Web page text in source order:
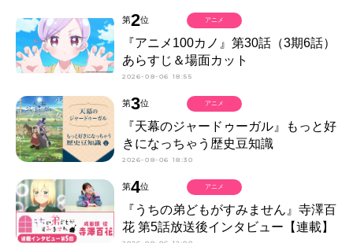
第2位
『アニメ100カノ』第30話（3期6話）
あらすじ＆場面カット
2026-08-06 18:55
アニメ
第3位
『天幕のジャードゥーガル』もっと好
きになっちゃう歴史豆知識
2026-08-06 18:30
アニメ
第4位
『うちの弟どもがすみません』寺澤百
花 第5話放送後インタビュー【連載】
アニメ